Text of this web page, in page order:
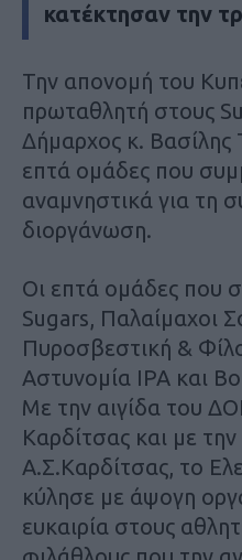
κατέκτησαν την
Την απονομή του
πρωταθλητή στους
Δήμαρχος κ. Βασίλης
επτά ομάδες που
αναμνηστικά για τη
διοργάνωση.
Οι επτά ομάδες που
Sugars, Παλαίμαχοι
Πυροσβεστική &
Αστυνομία ΙΡΑ και
Με την αιγίδα του
Καρδίτσας και με
Α.Σ.Καρδίτσας, το
κύλησε με άψογη
ευκαιρία στους